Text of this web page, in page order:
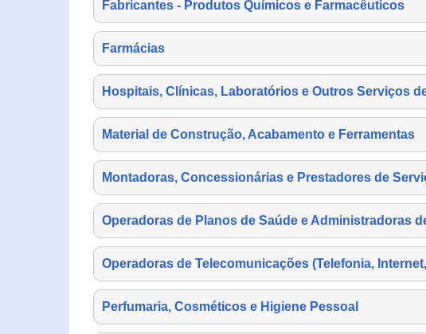
Fabricantes - Produtos Químicos e Farmacêuticos
Farmácias
Hospitais, Clínicas, Laboratórios e Outros Serviços
Material de Construção, Acabamento e Ferramentas
Montadoras, Concessionárias e Prestadores de
Operadoras de Planos de Saúde e Administradoras
Operadoras de Telecomunicações (Telefonia,
Perfumaria, Cosméticos e Higiene Pessoal